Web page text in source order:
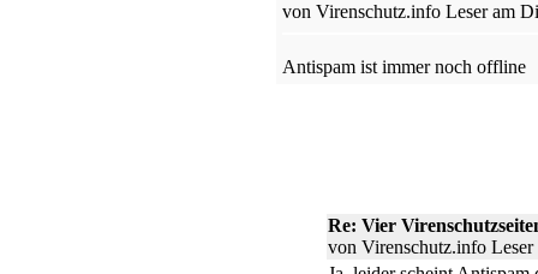
von Virenschutz.info Leser am
Antispam ist immer noch offline
Re: Vier
von Virenschutz.info